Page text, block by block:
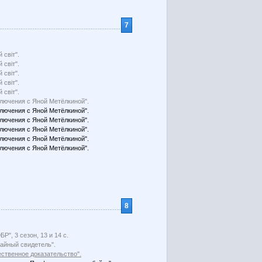
7
світ".
світ".
світ".
світ".
світ".
с Яной Метёлкиной".
с Яной Метёлкиной".
с Яной Метёлкиной".
с Яной Метёлкиной".
с Яной Метёлкиной".
с Яной Метёлкиной".
8
3 сезон, 13 и 14 с.
свидетель".
доказательство".